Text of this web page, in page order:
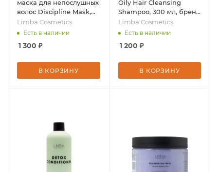
маска для непослушных
волос Discipline Mask,
245 г, бренд - Limba
Cosmetics
Limba Cosmetics
Есть в наличии
1 300 ₽
В КОРЗИНУ
Oily Hair Cleansing
Shampoo, 300 мл, бренд
- Limba Cosmetics
Limba Cosmetics
Есть в наличии
1 200 ₽
В КОРЗИНУ